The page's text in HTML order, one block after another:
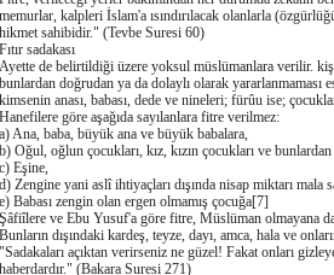
memurlar, kalpleri İslam'a ısındırılacak olanlarla
hikmet sahibidir." (Tevbe Suresi 60)
Fıtır sadakası
Ayette de belirtildiği üzere yoksul müslümanlara verilir.
bunlardan doğrudan ya da dolaylı olarak yararlanmaması
kimsenin anası, babası, dede ve nineleri; fürûu ise;
Hanefilere göre aşağıda sayılanlara fitre verilmez:
a) Ana, baba, büyük ana ve büyük babalara,
b) Oğul, oğlun çocukları, kız, kızın çocukları ve
c) Eşine,
d) Zengine yani aslî ihtiyaçları dışında nisap miktarı mala
e) Babası zengin olan ergen olmamış çocuğa[7]
Şâfiîlere ve Ebu Yusuf'a göre fitre, Müslüman olmayana
Bunların dışındaki kardeş, teyze, dayı, amca, hala ve
"Sadakaları açıktan verirseniz ne güzel! Fakat onları
haberdardır." (Bakara Suresi 271)